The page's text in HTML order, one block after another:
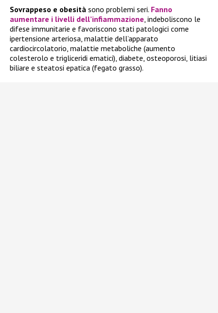
Sovrappeso e obesità sono problemi seri. Fanno
aumentare i livelli dell’infiammazione, indeboliscono le
difese immunitarie e favoriscono stati patologici come
ipertensione arteriosa, malattie dell’apparato
cardiocircolatorio, malattie metaboliche (aumento
colesterolo e trigliceridi ematici), diabete, osteoporosi, litiasi
biliare e steatosi epatica (fegato grasso).